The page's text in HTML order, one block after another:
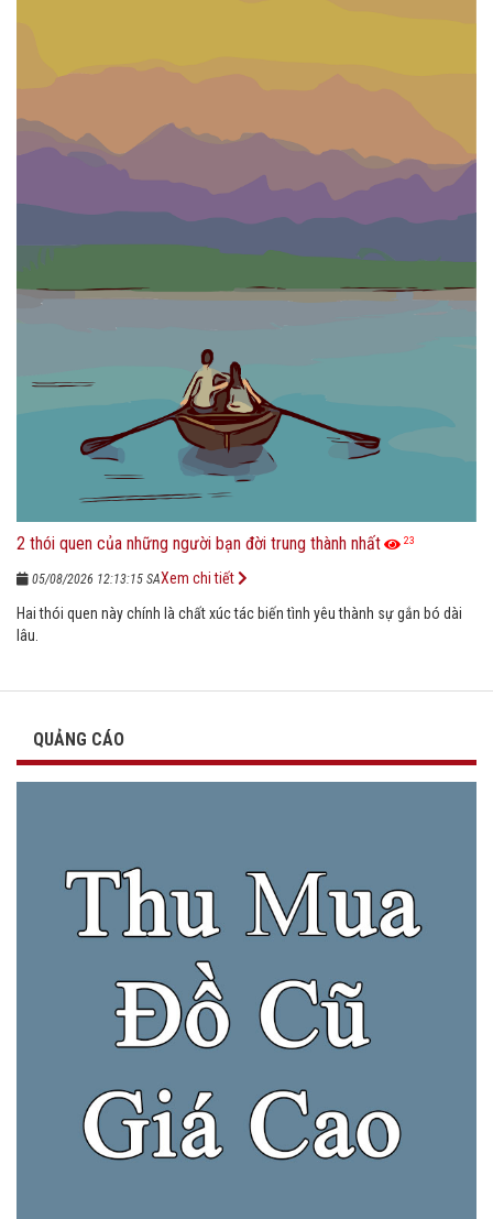
2 thói quen của những người bạn đời trung thành nhất 23
05/08/2026 12:13:15 SA
Hai thói quen này chính là chất xúc tác biến tình yêu thành sự gắn bó dài
lâu.
Xem chi tiết
QUẢNG CÁO